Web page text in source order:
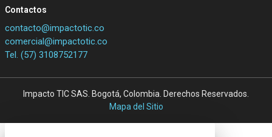
Contactos
contacto@impactotic.co
comercial@impactotic.co
Tel. (57) 3108752177
Impacto TIC SAS. Bogotá, Colombia. Derechos Reservados.
Mapa del Sitio